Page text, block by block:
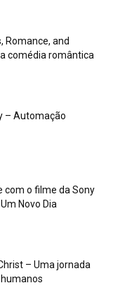
Romance, and
comédia romântica
– Automação
com o filme da Sony
Novo Dia
– Uma jornada